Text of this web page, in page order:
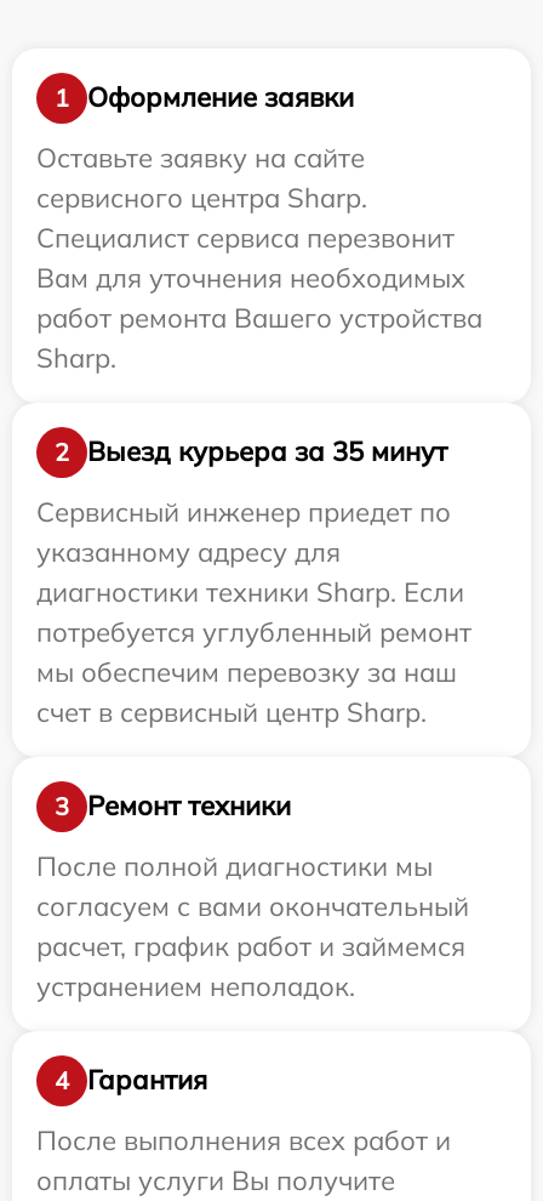
1
Оформление заявки
Оставьте заявку на сайте
сервисного центра Sharp.
Специалист сервиса перезвонит
Вам для уточнения необходимых
работ ремонта Вашего устройства
Sharp.
2
Выезд курьера за 35 минут
Сервисный инженер приедет по
указанному адресу для
диагностики техники Sharp. Если
потребуется углубленный ремонт
мы обеспечим перевозку за наш
счет в сервисный центр Sharp.
3
Ремонт техники
После полной диагностики мы
согласуем с вами окончательный
расчет, график работ и займемся
устранением неполадок.
4
Гарантия
После выполнения всех работ и
оплаты услуги Вы получите